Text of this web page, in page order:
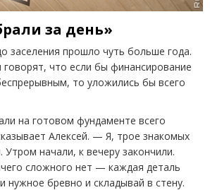
за день»
заселения прошло чуть больше года.
что если бы финансирование
то уложились бы всего
на готовом фундаменте всего
Алексей. — Я, трое знакомых
начали, к вечеру закончили.
сложного нет — каждая деталь
нужное бревно и складывай в стену.